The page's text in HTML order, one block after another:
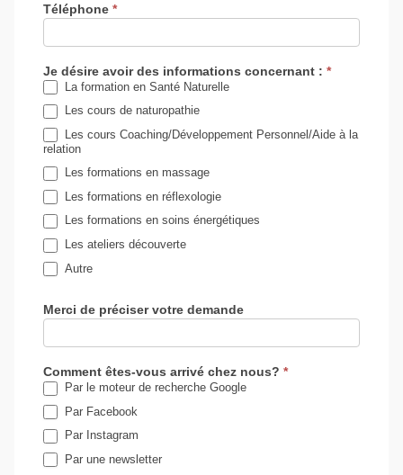
Téléphone *
Je désire avoir des informations concernant : *
La formation en Santé Naturelle
Les cours de naturopathie
Les cours Coaching/Développement Personnel/Aide à la
relation
Les formations en massage
Les formations en réflexologie
Les formations en soins énergétiques
Les ateliers découverte
Autre
Merci de préciser votre demande
Comment êtes-vous arrivé chez nous? *
Par le moteur de recherche Google
Par Facebook
Par Instagram
Par une newsletter